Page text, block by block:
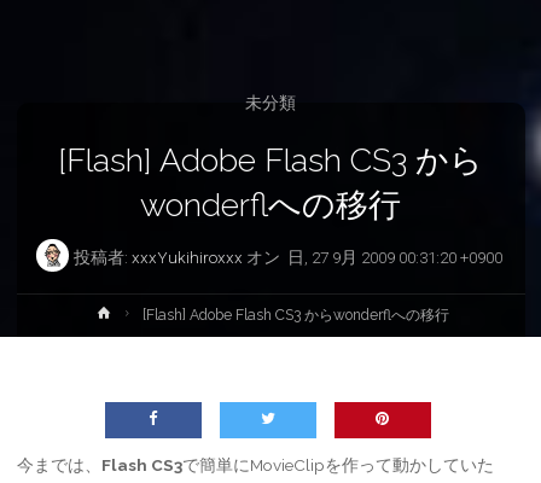
[Flash] Adobe Flash CS3 から
wonderflへの移行
投稿者: xxxYukihiroxxx オン 日, 27 9月 2009 00:31:20 +0900
未分類
ホ
ー
[Flash] Adobe Flash CS3 からwonderflへの移行
今までは、 Flash CS3で簡単にMovieClipを作って動かしていた